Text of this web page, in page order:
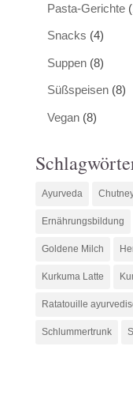
Pasta-Gerichte
Snacks (4)
Suppen(8)
Süßspeisen(8)
Vegan(8)
Ayurveda
Ernährungsbildung
Goldene Milch
Kurkuma Latte
Ratatouille
Schlummertrunk